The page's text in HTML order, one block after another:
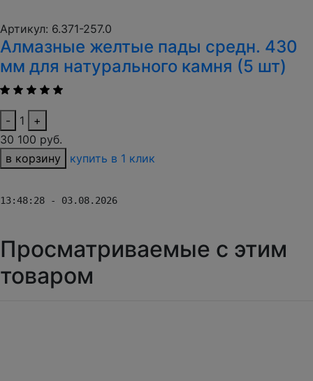
Артикул: 6.371-257.0
Алмазные желтые пады средн. 430
мм для натурального камня (5 шт)
- 1
+
30 100 руб.
в корзину
купить в 1 клик
13:48:28 - 03.08.2026
Просматриваемые с этим
товаром